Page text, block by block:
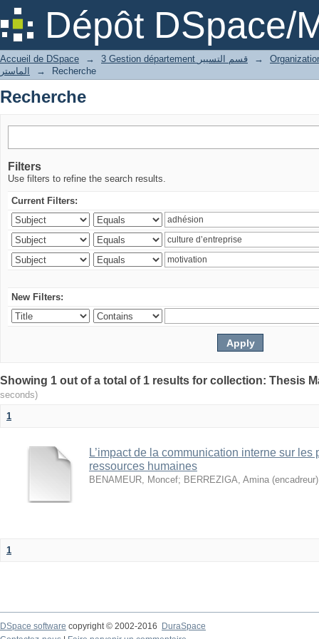
Dépôt DSpace/
Recherche
Accueil de DSpace → 3 Gestion département قسم التسيير
→
الماستر
→ Recherche
Recherche
Filters
Use filters to refine the search results.
Current Filters:
New Filters:
seconds)
1
L’impact de la communication interne sur
ressources humaines
BENAMEUR, Moncef; BERREZIGA, Amina (encadreur)
1
DSpace software copyright © 2002-2016
DuraSpace